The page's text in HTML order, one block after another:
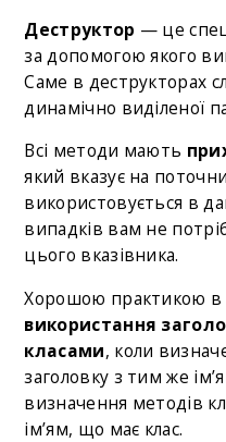
Деструктор — це
за допомогою якого
Саме в деструкторах
динамічно виділеної
Всі методи мають
який вказує на
використовується в
випадків вам не
цього вказівника.
Хорошою практикою в
використання
класами, коли
заголовку з тим же
визначення методів
ім’ям, що має клас.